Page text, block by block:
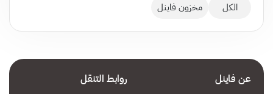
الكل مخزون فاينل
عن فاينل روابط التنقل